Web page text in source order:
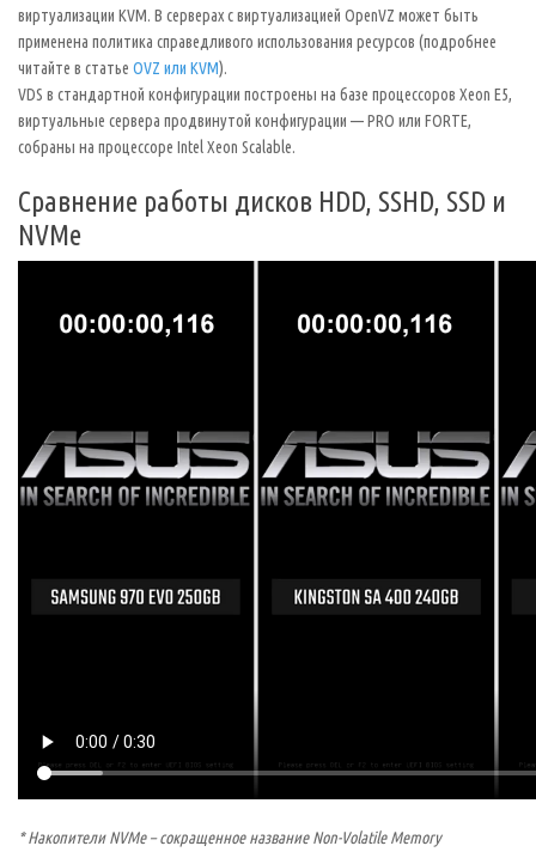
виртуализации KVM. В серверах с виртуализацией OpenVZ может быть
применена политика справедливого использования ресурсов (подробнее
читайте в статье OVZ или KVM).
VDS в стандартной конфигурации построены на базе процессоров Xeon E5,
виртуальные сервера продвинутой конфигурации — PRO или FORTE,
собраны на процессоре Intel Xeon Scalable.
Сравнение работы дисков HDD, SSHD, SSD и
NVMe
* Накопители NVMe – сокращенное название Non-Volatile Memory